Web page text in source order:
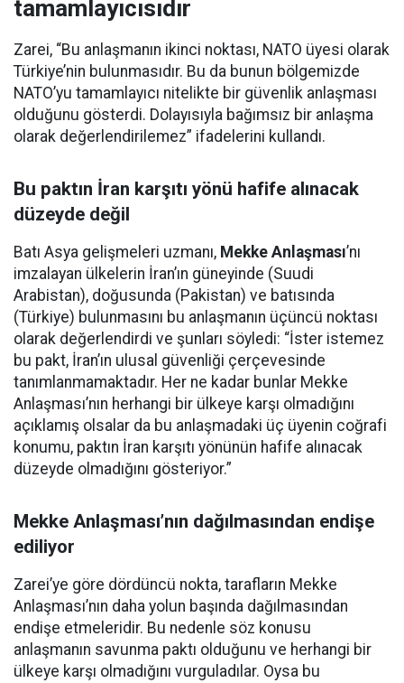
tamamlayıcısıdır
Zarei, “Bu anlaşmanın ikinci noktası, NATO üyesi olarak
Türkiye’nin bulunmasıdır. Bu da bunun bölgemizde
NATO’yu tamamlayıcı nitelikte bir güvenlik anlaşması
olduğunu gösterdi. Dolayısıyla bağımsız bir anlaşma
olarak değerlendirilemez” ifadelerini kullandı.
Bu paktın İran karşıtı yönü hafife alınacak
düzeyde değil
Batı Asya gelişmeleri uzmanı, Mekke Anlaşması’nı
imzalayan ülkelerin İran’ın güneyinde (Suudi
Arabistan), doğusunda (Pakistan) ve batısında
(Türkiye) bulunmasını bu anlaşmanın üçüncü noktası
olarak değerlendirdi ve şunları söyledi: “İster istemez
bu pakt, İran’ın ulusal güvenliği çerçevesinde
tanımlanmamaktadır. Her ne kadar bunlar Mekke
Anlaşması’nın herhangi bir ülkeye karşı olmadığını
açıklamış olsalar da bu anlaşmadaki üç üyenin coğrafi
konumu, paktın İran karşıtı yönünün hafife alınacak
düzeyde olmadığını gösteriyor.”
Mekke Anlaşması’nın dağılmasından endişe
ediliyor
Zarei’ye göre dördüncü nokta, tarafların Mekke
Anlaşması’nın daha yolun başında dağılmasından
endişe etmeleridir. Bu nedenle söz konusu
anlaşmanın savunma paktı olduğunu ve herhangi bir
ülkeye karşı olmadığını vurguladılar. Oysa bu